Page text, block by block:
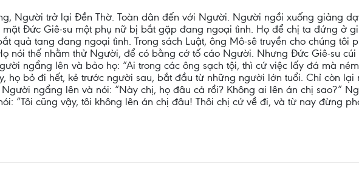
Người trở lại Đền Thờ. Toàn dân đến với Người. Người ngồi xuống giảng
Đức Giê-su một phụ nữ bị bắt gặp đang ngoại tình. Họ để chị ta đứng ở
quả tang đang ngoại tình. Trong sách Luật, ông Mô-sê truyền cho chúng tôi
nói thế nhằm thử Người, để có bằng cớ tố cáo Người. Nhưng Đức Giê-su
ngẩng lên và bảo họ: “Ai trong các ông sạch tội, thì cứ việc lấy đá mà
họ bỏ đi hết, kẻ trước người sau, bắt đầu từ những người lớn tuổi. Chỉ còn lại
ngẩng lên và nói: “Này chị, họ đâu cả rồi? Không ai lên án chị sao?”
“Tôi cũng vậy, tôi không lên án chị đâu! Thôi chị cứ về đi, và từ nay đừng